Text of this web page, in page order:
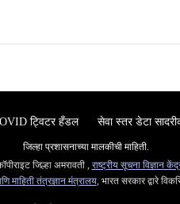
ट्विटर हँडल सेवा स्तर डेटा
जिल्‍हा प्रशासनाच्‍या मालकीची माहिती.
जिल्हा अमरावती , राष्ट्रीय सूचना विज्ञान
माहिती तंत्रज्ञान मंत्रालय, भारत सरकार द्वारे